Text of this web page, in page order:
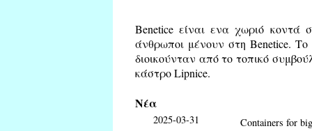
Benetice είναι ενα χωριό κοντά
άνθρωποι μένουν στη Benetice. Το
διοικούνταν από το τοπικό
κάστρο Lipnice.
Νέα
2025-03-31
Containers for